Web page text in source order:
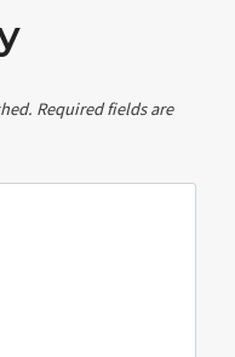
Required fields are